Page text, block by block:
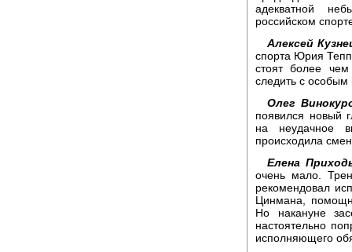
адекватной
российском
Алексей
спорта Юрия
стоят более
следить с
Олег
появился новый
на неудачное
происходила
Елена
очень мало.
рекомендовал
Цинмана,
Но накануне
настоятельно
исполняющего